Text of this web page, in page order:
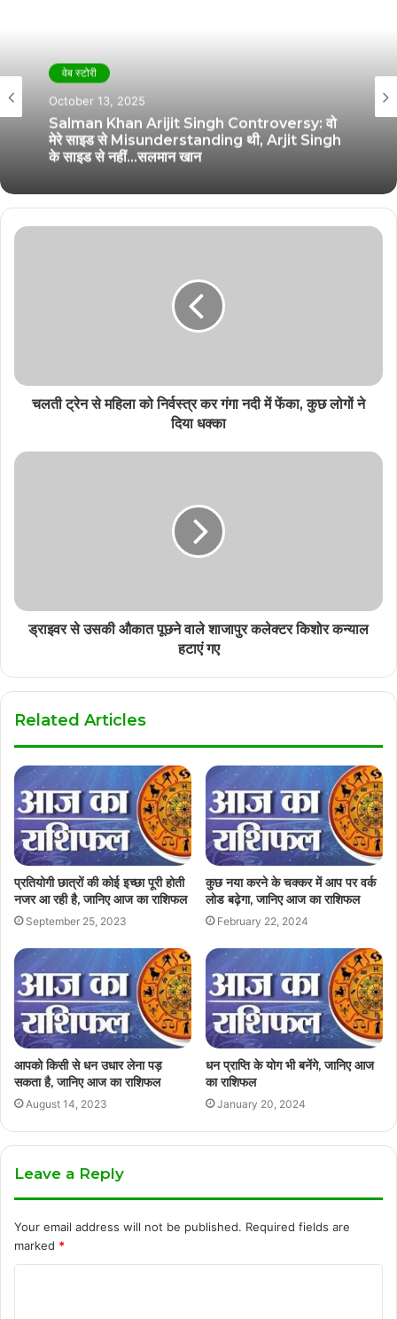
वेब स्टोरी
October 13, 2025
Salman Khan Arijit Singh Controversy: वो
मेरे साइड से Misunderstanding थी, Arjit Singh
के साइड से नहीं…सलमान खान
चलती ट्रेन से महिला को निर्वस्त्र कर गंगा नदी में फेंका, कुछ लोगों ने
दिया धक्का
ड्राइवर से उसकी औकात पूछने वाले शाजापुर कलेक्टर किशोर कन्याल
हटाएं गए
Related Articles
प्रतियोगी छात्रों की कोई इच्छा पूरी होती
नजर आ रही है, जानिए आज का राशिफल
September 25, 2023
कुछ नया करने के चक्कर में आप पर वर्क
लोड बढ़ेगा, जानिए आज का राशिफल
February 22, 2024
आपको किसी से धन उधार लेना पड़
सकता है, जानिए आज का राशिफल
August 14, 2023
धन प्राप्ति के योग भी बनेंगे, जानिए आज
का राशिफल
January 20, 2024
Leave a Reply
Your email address will not be published. Required fields are
marked *